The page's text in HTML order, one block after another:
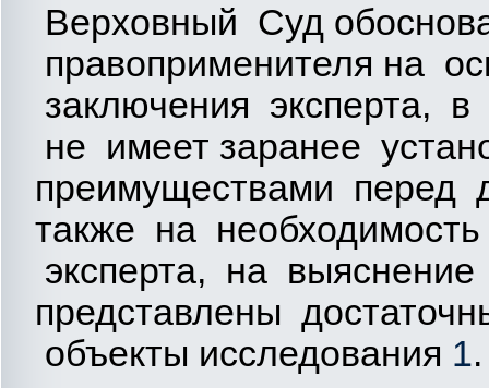
Верховный Суд
правоприменителя на
заключения эксперта,
не имеет заранее
преимуществами перед
также на
эксперта, на
представлены
объекты исследования 1.